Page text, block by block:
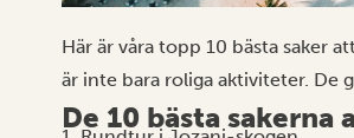
Här är våra topp 10 bästa saker
är inte bara roliga aktiviteter. De
De 10 bästa sakerna